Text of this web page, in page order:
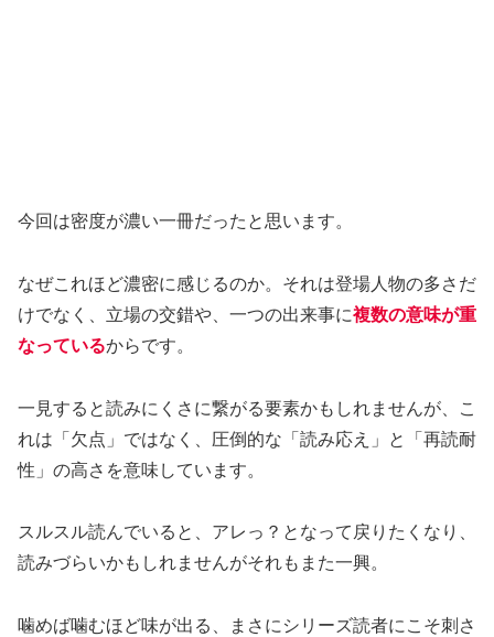
今回は密度が濃い一冊だったと思います。
なぜこれほど濃密に感じるのか。それは登場人物の多さだ
けでなく、立場の交錯や、一つの出来事に複数の意味が重
なっているからです。
一見すると読みにくさに繋がる要素かもしれませんが、こ
れは「欠点」ではなく、圧倒的な「読み応え」と「再読耐
性」の高さを意味しています。
スルスル読んでいると、アレっ？となって戻りたくなり、
読みづらいかもしれませんがそれもまた一興。
噛めば噛むほど味が出る、まさにシリーズ読者にこそ刺さ